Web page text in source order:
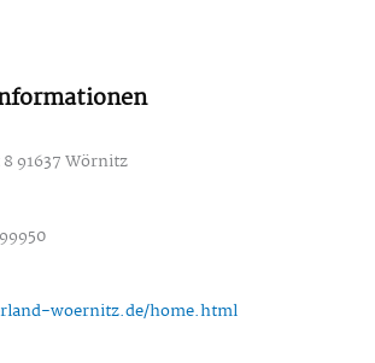
91637 Wörnitz
woernitz.de/home.html